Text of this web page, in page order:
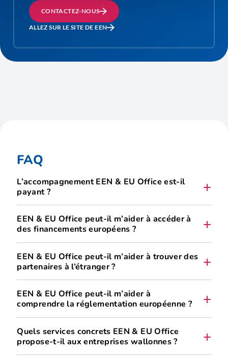
CONTACTEZ-NOUS
ALLEZ SUR LE SITE DE EEN
FAQ
L’accompagnement EEN & EU Office est-il
payant ?
EEN & EU Office peut-il m’aider à accéder à
des financements européens ?
EEN & EU Office peut-il m’aider à trouver des
partenaires à l’étranger ?
des partenariats commerciaux,
EEN & EU Office peut-il m’aider à
comprendre la réglementation européenne ?
Quels services concrets EEN & EU Office
propose-t-il aux entreprises wallonnes ?